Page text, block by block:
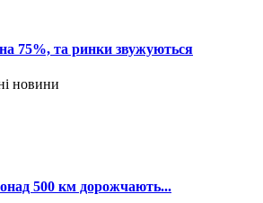
на 75%, та ринки звужуються
новини
500 км дорожчають...